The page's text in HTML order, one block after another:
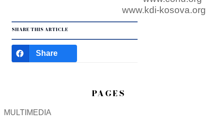
www.kdi-kosova.org
SHARE THIS ARTICLE
Share
PAGES
MULTIMEDIA